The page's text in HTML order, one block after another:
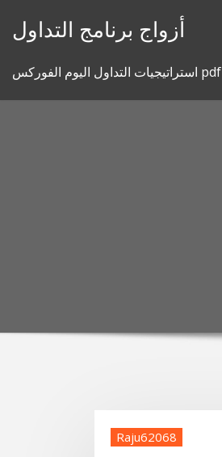
أزواج برنامج التداول
استراتيجيات التداول اليوم الفوركس pdf
Raju62068